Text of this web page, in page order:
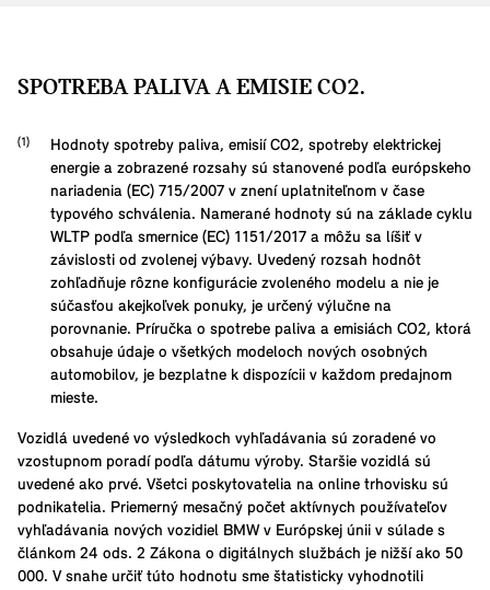
SPOTREBA PALIVA A EMISIE CO2.
Hodnoty spotreby paliva, emisií CO2, spotreby elektrickej
energie a zobrazené rozsahy sú stanovené podľa európskeho
nariadenia (EC) 715/2007 v znení uplatniteľnom v čase
typového schválenia. Namerané hodnoty sú na základe cyklu
WLTP podľa smernice (EC) 1151/2017 a môžu sa líšiť v
závislosti od zvolenej výbavy. Uvedený rozsah hodnôt
zohľadňuje rôzne konfigurácie zvoleného modelu a nie je
súčasťou akejkoľvek ponuky, je určený výlučne na
porovnanie. Príručka o spotrebe paliva a emisiách CO2, ktorá
obsahuje údaje o všetkých modeloch nových osobných
automobilov, je bezplatne k dispozícii v každom predajnom
mieste.
Vozidlá uvedené vo výsledkoch vyhľadávania sú zoradené vo
vzostupnom poradí podľa dátumu výroby. Staršie vozidlá sú
uvedené ako prvé. Všetci poskytovatelia na online trhovisku sú
podnikatelia. Priemerný mesačný počet aktívnych používateľov
vyhľadávania nových vozidiel BMW v Európskej únii v súlade s
článkom 24 ods. 2 Zákona o digitálnych službách je nižší ako 50
000. V snahe určiť túto hodnotu sme štatisticky vyhodnotili